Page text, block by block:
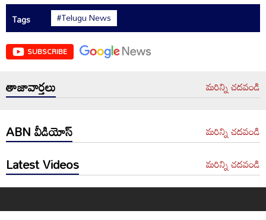
Tags
#Telugu News
SUBSCRIBE
తాజావార్తలు మరిన్ని చదవండి
ABN వీడియోస్ మరిన్ని చదవండి
Latest Videos మరిన్ని చదవండి